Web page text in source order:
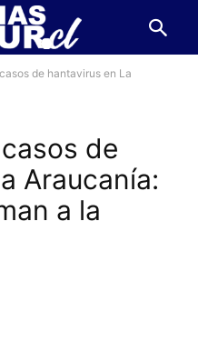
de hantavirus en La
de
Araucanía:
a la